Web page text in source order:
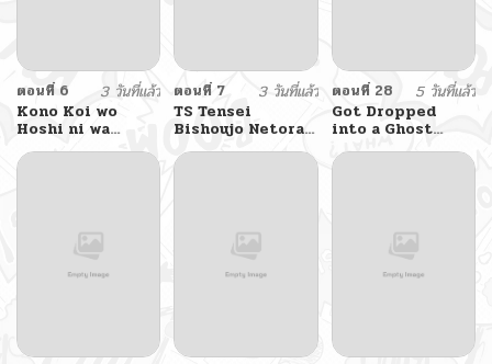
ตอนที่ 6
3 วันที่แล้ว
Kono Koi wo
Hoshi ni wa
Negawanai
ตอนที่ 7
3 วันที่แล้ว
TS Tensei
Bishoujo Netora
Reiko wa
Netoraretai
ตอนที่ 28
5 วันที่แล้ว
Got Dropped
into a Ghost
Story, Still Gotta
Work